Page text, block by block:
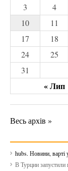
« Лип
3
4
10
11
17
18
24
25
31
Весь архів »
hubs. Новини, варті
В Турции